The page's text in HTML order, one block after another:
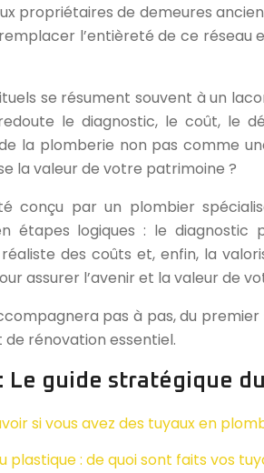
propriétaires de demeures
remplacer l’entièreté de ce
se résument souvent à un
le diagnostic, le coût, le
la plomberie non pas comme
la valeur de votre patrimoine ?
conçu par un plombier
étapes logiques : le diagnostic
des coûts et, enfin, la
assurer l’avenir et la valeur de
pas à pas, du
rénovation essentiel.
Le guide stratégique
si vous avez des tuyaux en
plastique : de quoi sont faits vos